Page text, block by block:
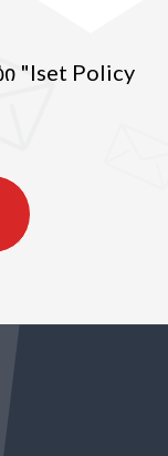
"Iset Policy